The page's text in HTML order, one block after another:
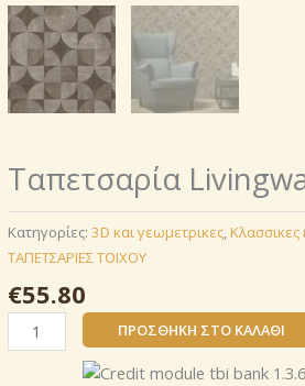
Ταπετσαρία
Κατηγορίες: 3D και γεωμετρικες,
ΤΑΠΕΤΣΑΡΙΕΣ ΤΟΙΧΟΥ
€55.80
Ταπετσαρία
Livingwalls
ΠΡΟΣΘΉΚΗ ΣΤΟ ΚΑΛΆΘΙ